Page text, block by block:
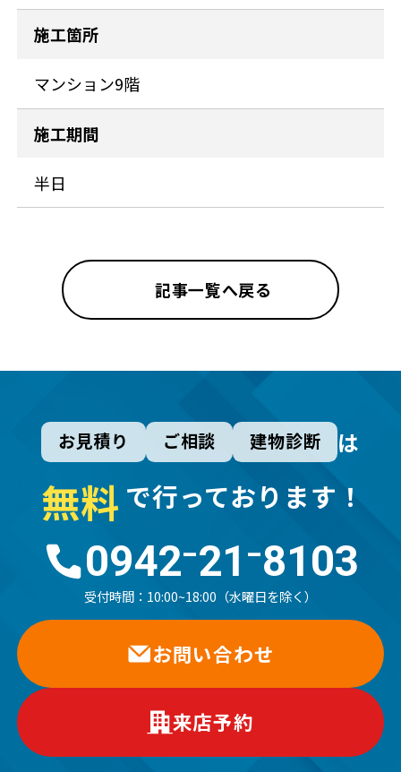
施工箇所
マンション9階
施工期間
半日
記事一覧へ戻る
お見積り ご相談 建物診断 は
無料 で行っております！
0942⁻21⁻8103
受付時間： 10:00~18:00（水曜日を除く）
お問い合わせ
来店予約